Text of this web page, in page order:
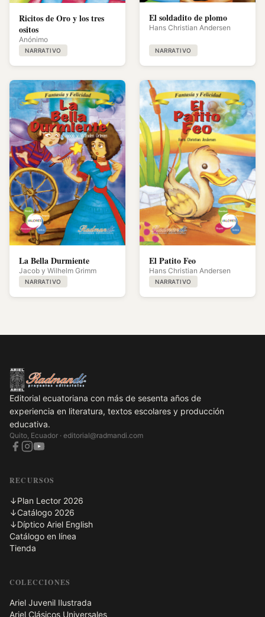
Ricitos de Oro y los tres
ositos
Anónimo
NARRATIVO
El soldadito de plomo
Hans Christian Andersen
NARRATIVO
La Bella Durmiente
Jacob y Wilhelm Grimm
NARRATIVO
El Patito Feo
Hans Christian Andersen
NARRATIVO
Editorial ecuatoriana con más de sesenta años de
experiencia en literatura, textos escolares y producción
educativa.
Quito, Ecuador · editorial@radmandi.com
RECURSOS
↓Plan Lector 2026
↓Catálogo 2026
↓Díptico Ariel English
Catálogo en línea
Tienda
COLECCIONES
Ariel Juvenil Ilustrada
Ariel Clásicos Universales